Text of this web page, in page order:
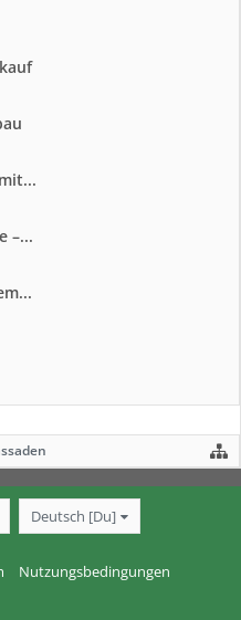
–...
Deutsch [Du]
Nutzungsbedingungen